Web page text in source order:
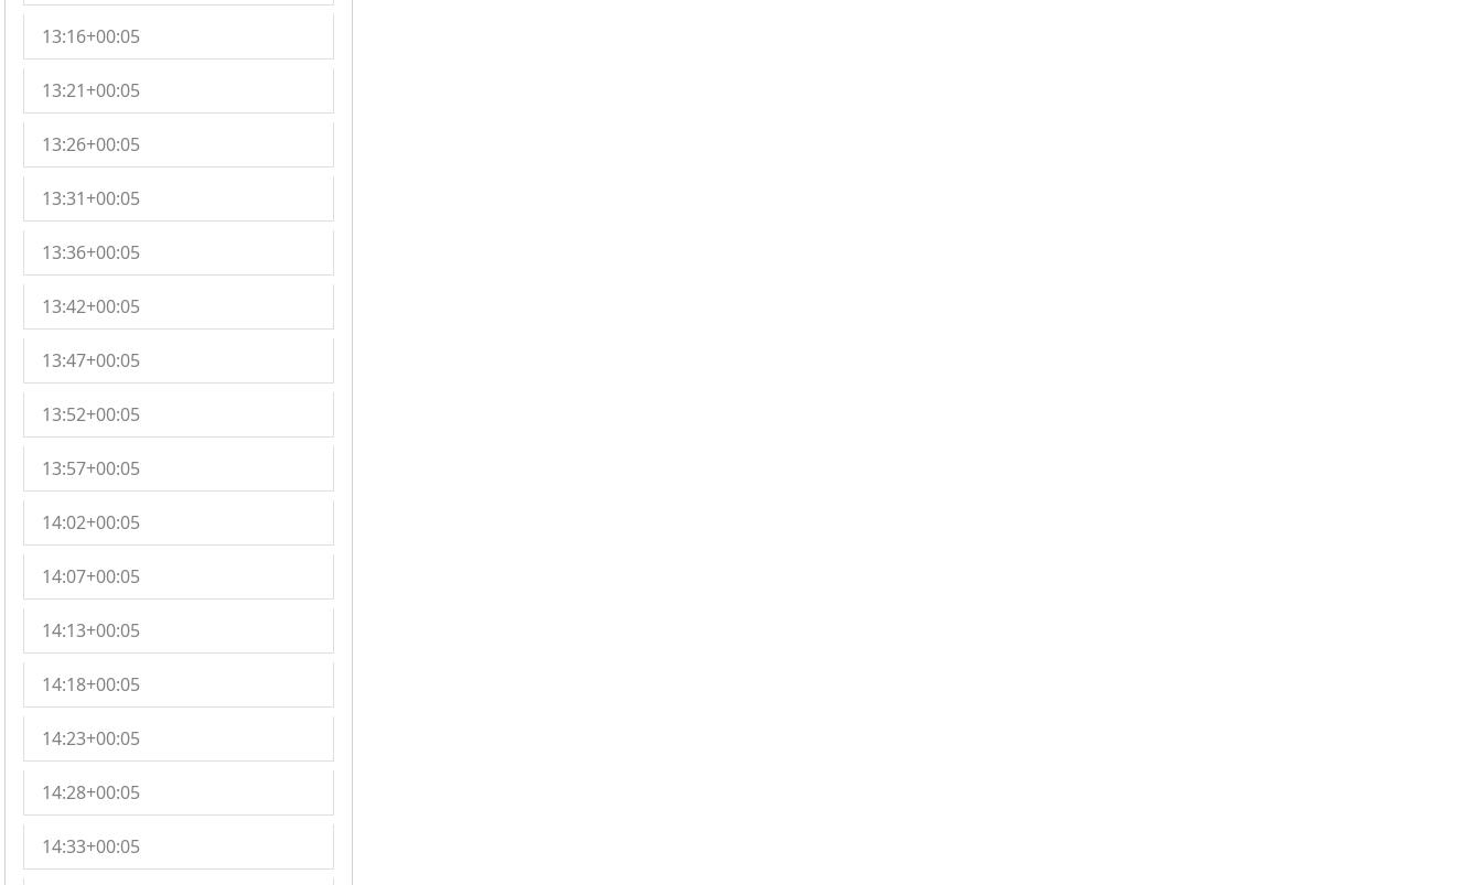
13:16+00:05
13:21+00:05
13:26+00:05
13:31+00:05
13:36+00:05
13:42+00:05
13:47+00:05
13:52+00:05
13:57+00:05
14:02+00:05
14:07+00:05
14:13+00:05
14:18+00:05
14:23+00:05
14:28+00:05
14:33+00:05